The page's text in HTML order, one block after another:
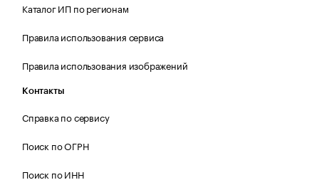
Каталог ИП по регионам
Правила использования сервиса
Правила использования изображений
Контакты
Справка по сервису
Поиск по ОГРН
Поиск по ИНН